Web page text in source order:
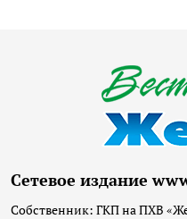
Сетевое издание
Собственник: ГКП на ПХВ